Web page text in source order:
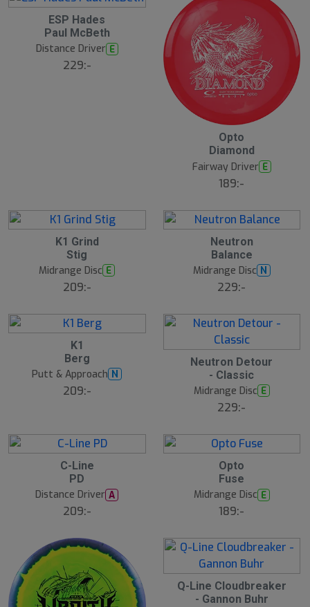
ESP Hades
Paul McBeth
Distance Driver E
229:-
Opto
Diamond
Fairway Driver E
189:-
K1 Grind
Stig
Midrange Disc E
209:-
Neutron
Balance
Midrange Disc N
229:-
K1
Berg
Putt & Approach N
209:-
Neutron Detour
- Classic
Midrange Disc E
229:-
C-Line
PD
Distance Driver A
209:-
Opto
Fuse
Midrange Disc E
189:-
4Q-Line Cloudbreaker
- Gannon Buhr